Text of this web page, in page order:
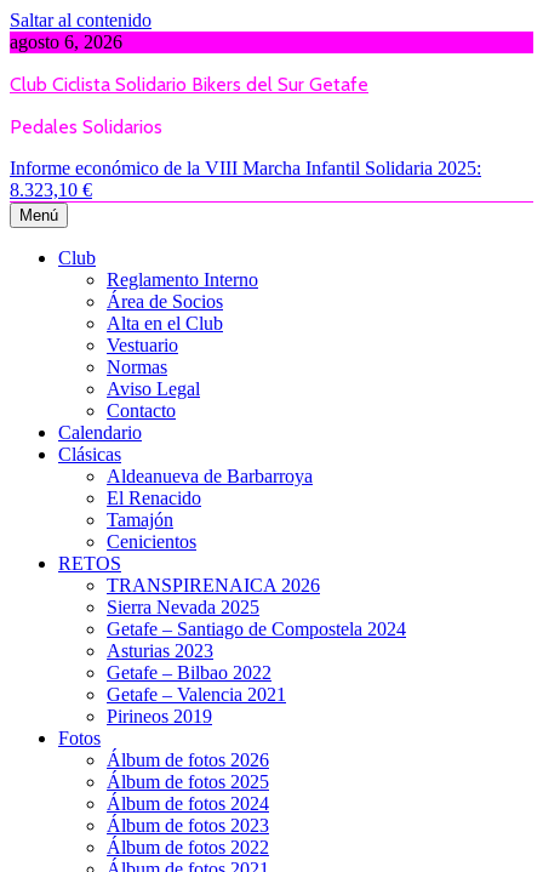
Saltar al contenido
agosto 6, 2026
Club Ciclista Solidario Bikers del Sur Getafe
Pedales Solidarios
Informe económico de la VIII Marcha Infantil Solidaria 2025:
8.323,10 €
Menú
Club
Reglamento Interno
Área de Socios
Alta en el Club
Vestuario
Normas
Aviso Legal
Contacto
Calendario
Clásicas
Aldeanueva de Barbarroya
El Renacido
Tamajón
Cenicientos
RETOS
TRANSPIRENAICA 2026
Sierra Nevada 2025
Getafe – Santiago de Compostela 2024
Asturias 2023
Getafe – Bilbao 2022
Getafe – Valencia 2021
Pirineos 2019
Fotos
Álbum de fotos 2026
Álbum de fotos 2025
Álbum de fotos 2024
Álbum de fotos 2023
Álbum de fotos 2022